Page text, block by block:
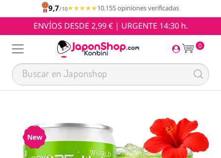
9,7/10★★★★★
★★★★★10.155 opiniones verificadas
ENVÍOS DESDE 2,99 € | URGENTE 14:30 h.
0
New